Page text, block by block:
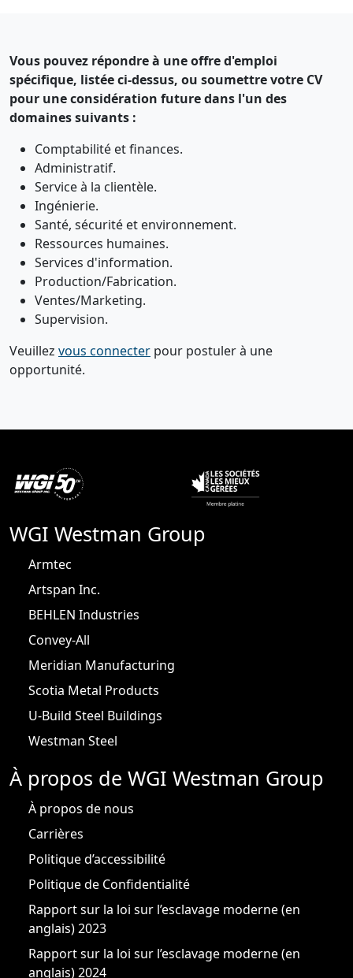
Vous pouvez répondre à une offre d'emploi
spécifique, listée ci-dessus, ou soumettre votre CV
pour une considération future dans l'un des
domaines suivants :
Comptabilité et finances.
Administratif.
Service à la clientèle.
Ingénierie.
Santé, sécurité et environnement.
Ressources humaines.
Services d'information.
Production/Fabrication.
Ventes/Marketing.
Supervision.
Veuillez vous connecter pour postuler à une
opportunité.
WGI Westman Group
Armtec
Artspan Inc.
BEHLEN Industries
Convey-All
Meridian Manufacturing
Scotia Metal Products
U-Build Steel Buildings
Westman Steel
À propos de WGI Westman Group
À propos de nous
Carrières
Politique d’accessibilité
Politique de Confidentialité
Rapport sur la loi sur l’esclavage moderne (en
anglais) 2023
Rapport sur la loi sur l’esclavage moderne (en
anglais) 2024